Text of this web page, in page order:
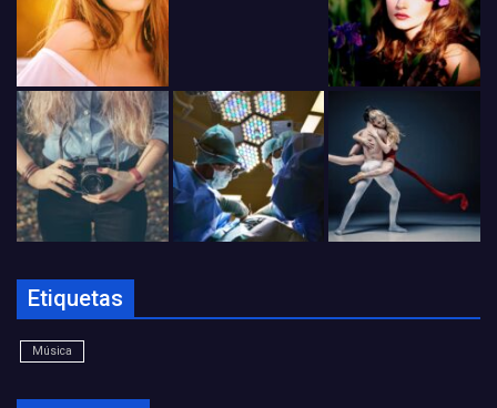
Etiquetas
Música